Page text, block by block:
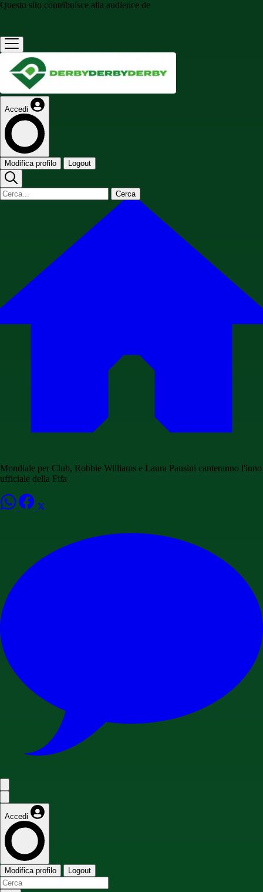
Questo sito contribuisce alla audience de
Accedi
Modifica profilo Logout
Cerca
Mondiale per Club, Robbie Williams e Laura Pausini canteranno l'inno
ufficiale della Fifa
Accedi
Modifica profilo Logout